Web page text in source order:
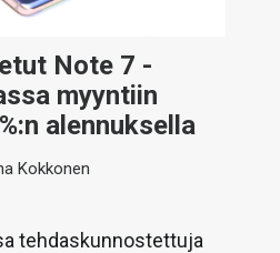
Note 7 -
myyntiin
alennuksella
Kokkonen
tehdaskunnostettuja